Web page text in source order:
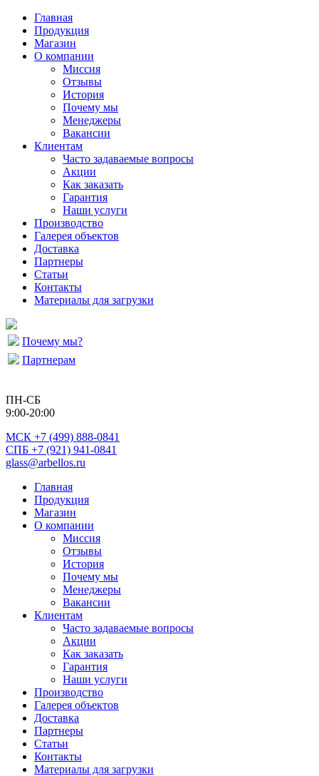
Главная
Продукция
Магазин
О компании
Миссия
Отзывы
История
Почему мы
Менеджеры
Вакансии
Клиентам
Часто задаваемые вопросы
Акции
Как заказать
Гарантия
Наши услуги
Производство
Галерея объектов
Доставка
Партнеры
Статьи
Контакты
Материалы для загрузки
Почему мы?
Партнерам
ПН-СБ
9:00-20:00
МСК +7 (499) 888-0841
СПБ +7 (921) 941-0841
glass@arbellos.ru
Главная
Продукция
Магазин
О компании
Миссия
Отзывы
История
Почему мы
Менеджеры
Вакансии
Клиентам
Часто задаваемые вопросы
Акции
Как заказать
Гарантия
Наши услуги
Производство
Галерея объектов
Доставка
Партнеры
Статьи
Контакты
Материалы для загрузки